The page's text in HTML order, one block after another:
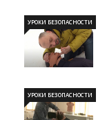
УРОКИ БЕЗОПАСНОСТИ
УРОКИ БЕЗОПАСНОСТИ